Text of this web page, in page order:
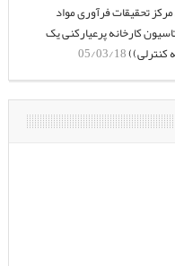
تحقیقات فرآوری مواد
کارخانه پرعیارکنی یک
کنترلی))05/03/18